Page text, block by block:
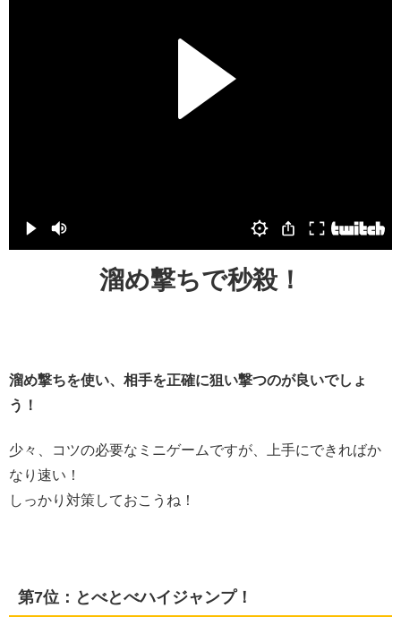
溜め撃ちで秒殺！
溜め撃ちを使い、相手を正確に狙い撃つのが良いでしょ
う！
少々、コツの必要なミニゲームですが、上手にできればか
なり速い！
しっかり対策しておこうね！
第7位：とべとべハイジャンプ！